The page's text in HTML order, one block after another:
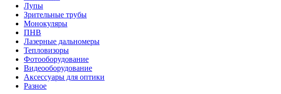
Лупы
Зрительные трубы
Монокуляры
ПНВ
Лазерные дальномеры
Тепловизоры
Фотооборудование
Видеооборудование
Аксессуары для оптики
Разное